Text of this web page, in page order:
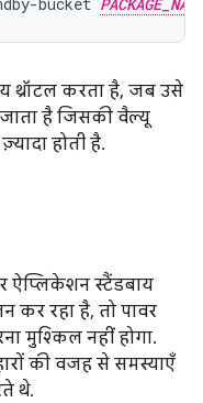
करता है, जब उसे
है जिसकी वैल्यू
होती है.
स्टैंडबाय
कर रहा है, तो पावर
मुश्किल नहीं होगा.
की वजह से समस्याएँ
थे.